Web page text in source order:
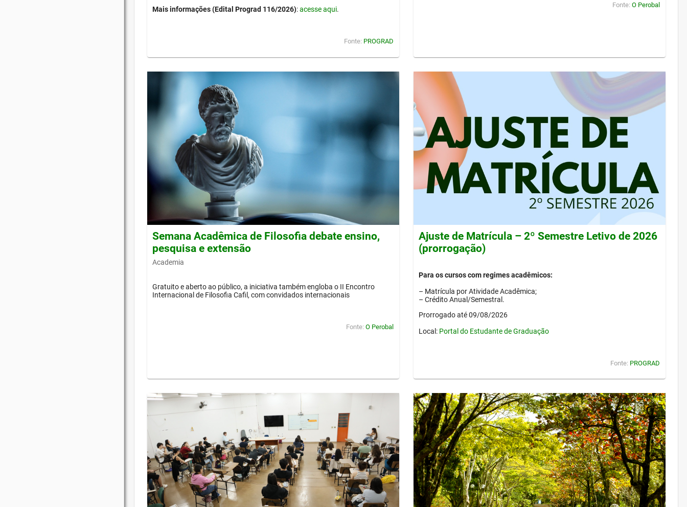
Mais informações (Edital Prograd 116/2026):acesse aqui.
Fonte: PROGRAD
Fonte: O Perobal
Semana Acadêmica de Filosofia debate ensino,
pesquisa e extensão
Academia
Gratuito e aberto ao público, a iniciativa também engloba o II Encontro
Internacional de Filosofia Cafil, com convidados internacionais
Fonte: O Perobal
Ajuste de Matrícula – 2º Semestre Letivo de 2026
(prorrogação)
Para os cursos com regimes acadêmicos:
– Matrícula por Atividade Acadêmica;
– Crédito Anual/Semestral.
Prorrogado até 09/08/2026
Local: Portal do Estudante de Graduação
Fonte: PROGRAD